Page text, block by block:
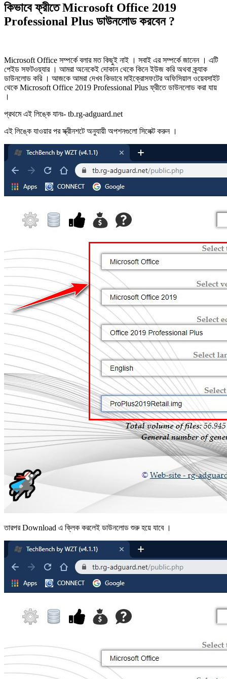
কিভাবে ফ্রীতে Microsoft Office 2019
Professional Plus ডাউনলোড করবেন ?
Microsoft Office সম্পর্কে বলার মত কিছুই নাই । সবাই এর সম্পর্কে জানেন । এটি
পেইড সফটওয়্যার । আমরা অনেকেই দোকান থেকে কিনে ইউজ করি অথবা ক্র্যাক
ডাউনলোড করি । আজকে আমরা দেখব কিভাবে মাইক্রোসফটের অফিসিয়াল ওয়েবসাইট
থেকে Microsoft Office 2019 Professional Plus ফ্রীতে ডাউনলোড করা যায়
।
প্রথমে এই লিঙ্কে যানঃ- tb.rg-adguard.net
এই লিঙ্কে যাওয়ার পর স্ক্রীনশটে অনুযায়ী অপশনগুলো সিলেক্ট করুন ।
তারপর Download এ ক্লিক করলেই ডাউনলোড শুরু হয়ে যাবে ।